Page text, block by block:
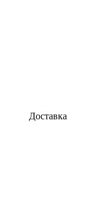
Доставка